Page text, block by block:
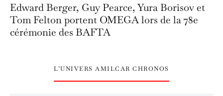
Edward Berger, Guy Pearce, Yura Borisov et
Tom Felton portent OMEGA lors de la 78e
cérémonie des BAFTA
L’UNIVERS AMILCAR CHRONOS